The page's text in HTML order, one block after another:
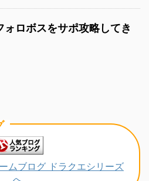
ォロボスをサポ攻略してき